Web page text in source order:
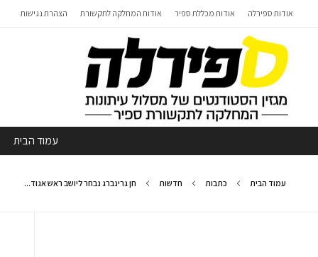
אודות ספירלה אודות מכללת ספיר אודות המחלקה לתקשורת הצהרת נגישות
עמוד הבית
עמוד הבית כתבות חדשות חן גרינברג נבחר ליושב ראש אגוד...